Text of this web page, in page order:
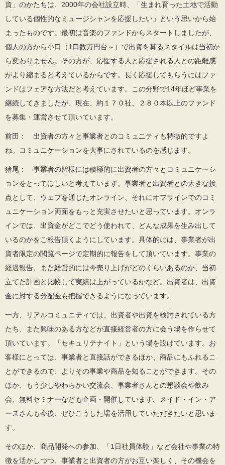
資」のかたちは、2000年の会社設立時、「生まれ育った土地で活動
している個性的なミュージシャンを応援したい」という思いから始
まったものです。最初は音楽のファンドからスタートしましたが、
個人の方から小口（1口数万円台～）で出資を募るスタイルは当初か
ら変わりません。その方が、応援する人と応援される人との距離感
がより縮まると考えているからです。長く応援してもらうにはファ
ンドはフェアな方法だと考えています。この分野で14年ほど事業を
継続してきましたが、現在、約１７０社、２８０本以上のファンド
を募集・運営させて頂いています。
前田： 出資者の方々と事業者とのコミュニティも特徴的ですよ
ね。コミュニケーションを大事にされているのを感じます。
猪尾： 事業者の皆様には積極的に出資者の方々とコミュニケーシ
ョンをとってほしいと考えています。事業者と出資者との大きな接
点として、ウェブを通じたオンライン、それにオフラインでのコミ
ュニケーション両面をもっと充実させたいと思っています。オンラ
インでは、出資金がどこでどう使われて、どんな成果を生み出して
いるのかをご報告頂くようにしています。具体的には、事業者が出
資者限定の閲覧ページで定期的に報告をして頂いています。事業の
経過報告、また経営的には今売り上げがどのくらいあるのか、当初
立てた計画と比較して実績は上がっているかなど。出資者は、出資
金に対する分配金も把握できるようになっています。
一方、リアルコミュニティでは、出資者や出資を検討されている方
たち、また興味のある方などが直接経営者の方に会う場を作らせて
頂いています。「セキュリテナイト」という場を設けています。お
客様にとっては、事業者と直接話ができるほか、商品にもふれるこ
とができるので、よりその事業や商品を知ることができます。その
ほか、もう少しやわらかい交流会、事業者さんとの懇談会や飲み
会、無料セミナーなども企画・開催しています。メイド・イン・ア
ースさんも今後、ぜひこうした場を活用していただきたいと思いま
す。
そのほか、商品開発への参加、「1日社員体験」など会社や事業の特
徴を活かしつつ、事業者と出資者の方がお互い楽しく、その機会を